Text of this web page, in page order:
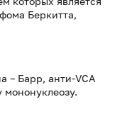
Беркитта,
– Барр, анти-VCA
мононуклеозу.